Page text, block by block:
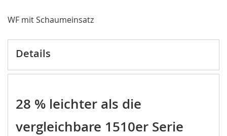
WF mit Schaumeinsatz
Details
28 % leichter als die
vergleichbare 1510er Serie